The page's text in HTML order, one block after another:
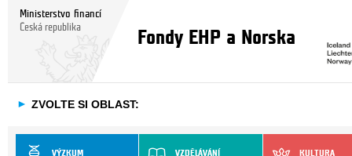
Ministerstvo financí
Česká republika
Fondy EHP a Norska
► ZVOLTE SI OBLAST:
VÝZKUM VZDĚLÁVÁNÍ KULTURA